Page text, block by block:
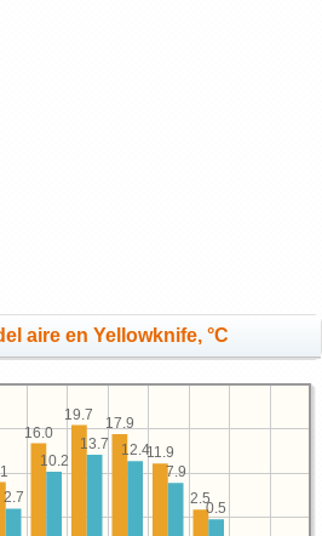
aire en Yellowknife, °C
2.5
11.9
17.9
19.7
16.0
0.5
7.9
12.4
13.7
10.2
2.7